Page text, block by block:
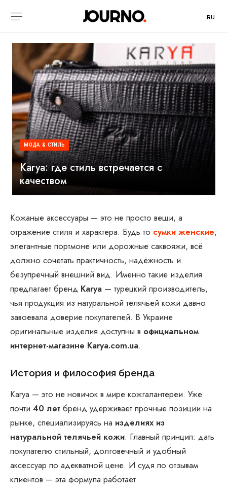
RU
МОДА & СТИЛЬ
Karya: где стиль встречается с
качеством
Кожаные аксессуары — это не просто вещи, а
отражение стиля и характера. Будь то сумки женские,
элегантные портмоне или дорожные саквояжи, всё
должно сочетать практичность, надёжность и
безупречный внешний вид. Именно такие изделия
предлагает бренд Karya — турецкий производитель,
чья продукция из натуральной телячьей кожи давно
завоевала доверие покупателей. В Украине
оригинальные изделия доступны в официальном
интернет-магазине Karya.com.ua.
История и философия бренда
Karya — это не новичок в мире кожгалантереи. Уже
почти 40 лет бренд удерживает прочные позиции на
рынке, специализируясь на изделиях из
натуральной телячьей кожи. Главный принцип: дать
покупателю стильный, долговечный и удобный
аксессуар по адекватной цене. И судя по отзывам
клиентов — эта формула работает.